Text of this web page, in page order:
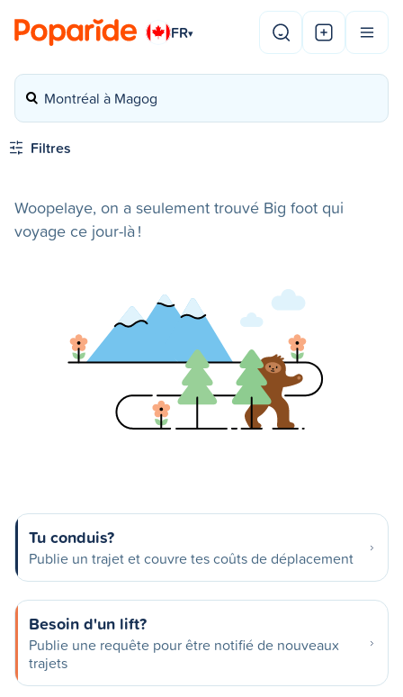
FR▾
Montréal à Magog
Filtres
Woopelaye, on a seulement trouvé Big foot qui
voyage ce jour-là !
Tu conduis?
Publie un trajet et couvre tes coûts de déplacement
Besoin d'un lift?
Publie une requête pour être notifié de nouveaux
trajets